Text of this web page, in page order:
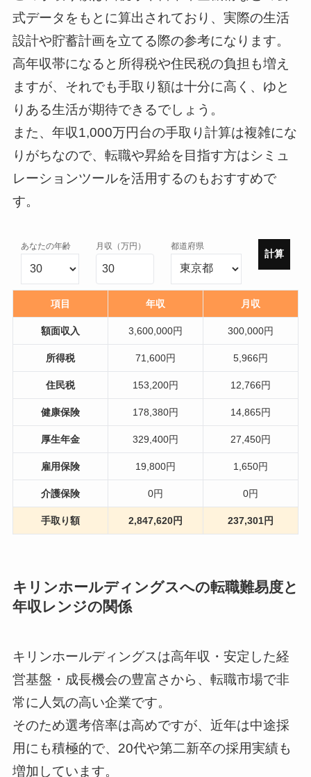
--
式データをもとに算出されており、実際の生活
設計や貯蓄計画を立てる際の参考になります。
高年収帯になると所得税や住民税の負担も増え
ますが、それでも手取り額は十分に高く、ゆと
りある生活が期待できるでしょう。
また、年収1,000万円台の手取り計算は複雑にな
りがちなので、転職や昇給を目指す方はシミュ
レーションツールを活用するのもおすすめで
す。
あなたの年齢 月収（万円） 都道府県
計算
項目 年収 月収
額面収入 3,600,000円 300,000円
所得税 71,600円 5,966円
住民税 153,200円 12,766円
健康保険 178,380円 14,865円
厚生年金 329,400円 27,450円
雇用保険 19,800円 1,650円
介護保険 0円 0円
手取り額 2,847,620円 237,301円
キリンホールディングスへの転職難易度と
年収レンジの関係
キリンホールディングスは高年収・安定した経
営基盤・成長機会の豊富さから、転職市場で非
常に人気の高い企業です。
そのため選考倍率は高めですが、近年は中途採
用にも積極的で、20代や第二新卒の採用実績も
増加しています。